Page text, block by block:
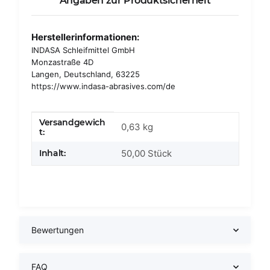
Herstellerinformationen:
INDASA Schleifmittel GmbH
Monzastraße 4D
Langen, Deutschland, 63225
https://www.indasa-abrasives.com/de
Produkteigenschaft
Wert
Versandgewich
t:
0,63 kg
Inhalt: 50,00 Stück
Bewertungen
FAQ